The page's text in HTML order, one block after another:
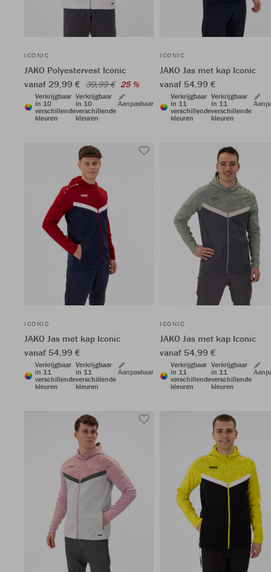
ICONIC
JAKO Polyestervest Iconic
vanaf 29,99 € 39,99 € 25 %
Verkrijgbaar
in 10
verschillende
kleuren
Verkrijgbaar
in 10
verschillende
kleuren
Aanpasbaar
ICONIC
JAKO Jas met kap Iconic
vanaf 54,99 €
Verkrijgbaar
in 11
verschillende
kleuren
Verkrijgbaar
in 11
verschillende
kleuren
ICONIC
JAKO Jas met kap Iconic
vanaf 54,99 €
Verkrijgbaar
in 11
verschillende
kleuren
Verkrijgbaar
in 11
verschillende
kleuren
Aanpasbaar
ICONIC
JAKO Jas met kap Iconic
vanaf 54,99 €
Verkrijgbaar
in 11
verschillende
kleuren
Verkrijgbaar
in 11
verschillende
kleuren